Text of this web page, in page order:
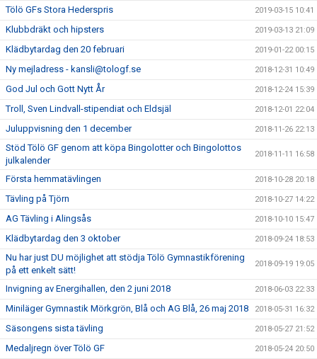
Tölö GFs Stora Hederspris 2019-03-15 10:41
Klubbdräkt och hipsters 2019-03-13 21:09
Klädbytardag den 20 februari 2019-01-22 00:15
Ny mejladress - kansli@tologf.se 2018-12-31 10:49
God Jul och Gott Nytt År 2018-12-24 15:39
Troll, Sven Lindvall-stipendiat och Eldsjäl 2018-12-01 22:04
Juluppvisning den 1 december 2018-11-26 22:13
Stöd Tölö GF genom att köpa Bingolotter och Bingolottos
julkalender
2018-11-11 16:58
Första hemmatävlingen 2018-10-28 20:18
Tävling på Tjörn 2018-10-27 14:22
AG Tävling i Alingsås 2018-10-10 15:47
Klädbytardag den 3 oktober 2018-09-24 18:53
Nu har just DU möjlighet att stödja Tölö Gymnastikförening
på ett enkelt sätt!
2018-09-19 19:05
Invigning av Energihallen, den 2 juni 2018 2018-06-03 22:33
Miniläger Gymnastik Mörkgrön, Blå och AG Blå, 26 maj 2018 2018-05-31 16:32
Säsongens sista tävling 2018-05-27 21:52
Medaljregn över Tölö GF 2018-05-24 20:50